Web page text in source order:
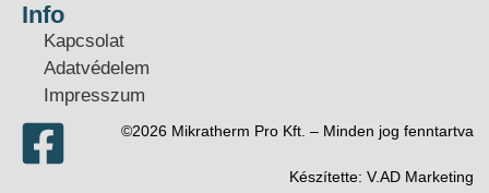
Info
Kapcsolat
Adatvédelem
Impresszum
©2026 Mikratherm Pro Kft. – Minden jog fenntartva​
Készítette: V.AD Marketing